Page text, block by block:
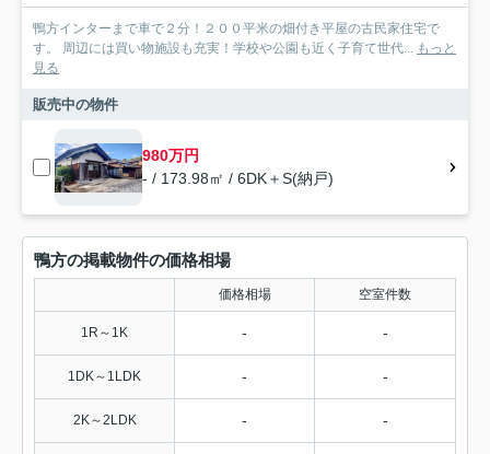
鴨方インターまで車で２分！２００平米の畑付き平屋の古民家住宅で
す。 周辺には買い物施設も充実！学校や公園も近く子育て世代... もっと
見る
販売中の物件
980万円
- / 173.98㎡ / 6DK＋S(納戸)
鴨方の掲載物件の価格相場
価格相場 空室件数
1R～1K - -
1DK～1LDK - -
2K～2LDK - -